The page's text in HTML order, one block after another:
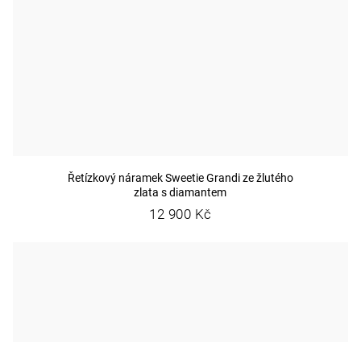
Řetízkový náramek Sweetie Grandi ze žlutého
zlata s diamantem
12 900 Kč